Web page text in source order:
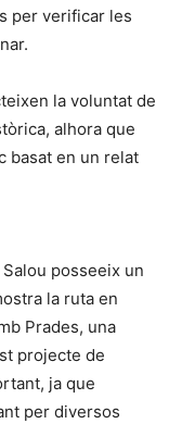
per verificar les
la voluntat de
alhora que
basat en un relat
Salou posseeix un
la ruta en
Prades, una
projecte de
ja que
per diversos